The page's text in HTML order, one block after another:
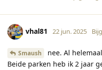
vhal81 22 jun. 2025
Smaush
nee. Al
Beide parken heb ik 2 jaar